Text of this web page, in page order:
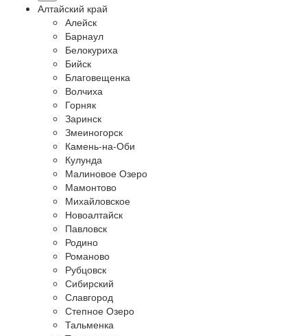
Алтайский край
Алейск
Барнаул
Белокуриха
Бийск
Благовещенка
Волчиха
Горняк
Заринск
Змеиногорск
Камень-на-Оби
Кулунда
Малиновое Озеро
Мамонтово
Михайловское
Новоалтайск
Павловск
Родино
Романово
Рубцовск
Сибирский
Славгород
Степное Озеро
Тальменка